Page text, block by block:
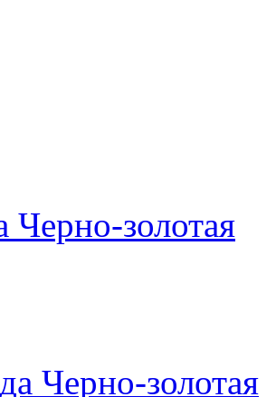
Черно-золотая
Черно-золотая